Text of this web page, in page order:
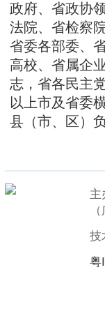
政府、省政协
法院、省检察
省委各部委、
高校、省属企
志，省各民主
以上市及省委
县（市、区）
主
技
粤